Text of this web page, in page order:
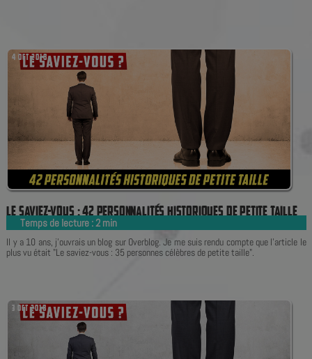
LESAVIEZ-VOUS :42PERSONNALITÉS HISTORIQUES DEPETITETAILLE
4 OCT 2018
Temps de lecture : 2 min
Il y a 10 ans, j'ouvrais un blog sur Overblog. Je me suis rendu compte que l'article le
plus vu était "Le saviez-vous : 35 personnes célèbres de petite taille".
3 OCT 2018